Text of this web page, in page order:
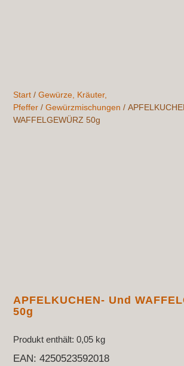
Start /Gewürze, Kräuter,
Pfeffer /Gewürzmischungen /
WAFFELGEWÜRZ 50g
APFELKUCHEN- Und
50g
Produkt enthält: 0,05 kg
EAN:4250523592018